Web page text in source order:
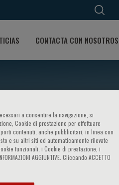
CONTACTA CON NOSOTROS
a consentire la navigazione, si
Cookie di prestazione per effettuare
contenuti, anche pubblicitari, in linea con
e su altri siti ed automaticamente rilevate
funzionali, i Cookie di prestazione, i
AGGIUNTIVE. Cliccando ACCETTO